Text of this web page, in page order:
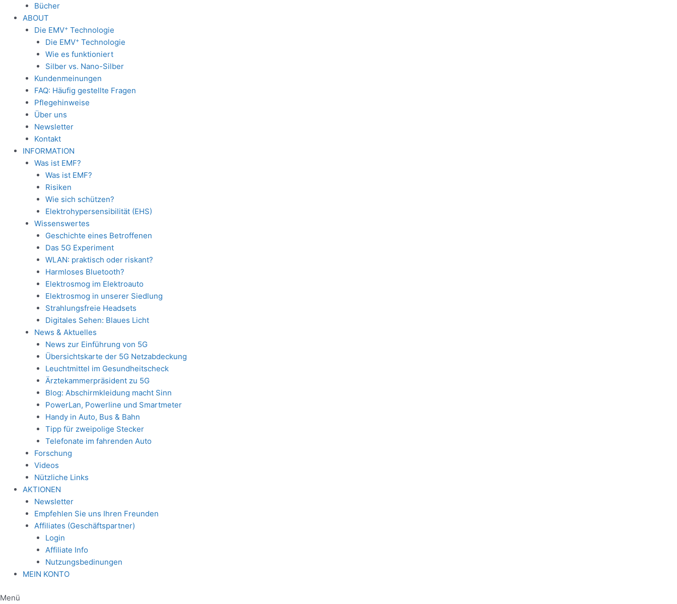
Bücher
ABOUT
Die EMV+Technologie
Die EMV+ Technologie
Wie es funktioniert
Silber vs. Nano-Silber
Kundenmeinungen
FAQ: Häufig gestellte Fragen
Pflegehinweise
Über uns
Newsletter
Kontakt
INFORMATION
Was ist EMF?
Was ist EMF?
Risiken
Wie sich schützen?
Elektrohypersensibilität (EHS)
Wissenswertes
Geschichte eines Betroffenen
Das 5G Experiment
WLAN: praktisch oder riskant?
Harmloses Bluetooth?
Elektrosmog im Elektroauto
Elektrosmog in unserer Siedlung
Strahlungsfreie Headsets
Digitales Sehen: Blaues Licht
News & Aktuelles
News zur Einführung von 5G
Übersichtskarte der 5G Netzabdeckung
Leuchtmittel im Gesundheitscheck
Ärztekammerpräsident zu 5G
Blog: Abschirmkleidung macht Sinn
PowerLan, Powerline und Smartmeter
Handy in Auto, Bus & Bahn
Tipp für zweipolige Stecker
Telefonate im fahrenden Auto
Forschung
Videos
Nützliche Links
AKTIONEN
Newsletter
Empfehlen Sie uns Ihren Freunden
Affiliates (Geschäftspartner)
Login
Affiliate Info
Nutzungsbedinungen
MEIN KONTO
Menü